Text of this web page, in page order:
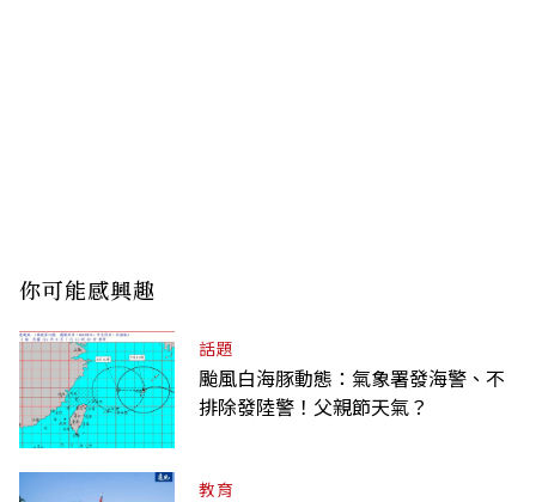
你可能感興趣
話題
颱風白海豚動態：氣象署發海警、不
排除發陸警！父親節天氣？
教育